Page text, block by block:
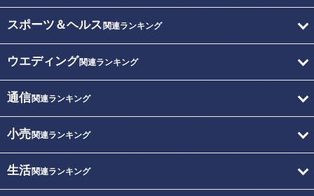
スポーツ＆ヘルス 関連ランキング
ウエディング関連ランキング
通信関連ランキング
小売関連ランキング
生活関連ランキング